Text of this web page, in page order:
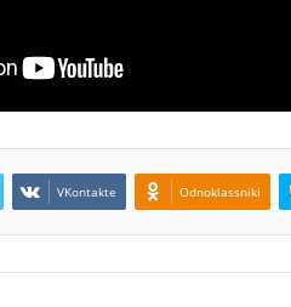
VKontakte Odnoklassniki